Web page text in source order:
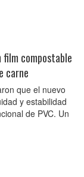
compostable
carne
que el nuevo
y estabilidad
de PVC. Un